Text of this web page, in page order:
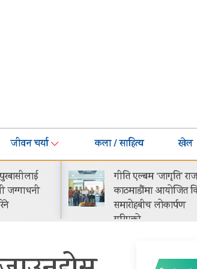
जीवन चर्या कला / साहित्य खेल
गीति एल्बम ‘जागृति’ राजधानी
काठमाडौंमा आयोजित विशेष
समारोहबीच लोकार्पण